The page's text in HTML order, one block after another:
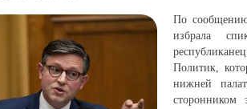
По
избрала
Политик,
нижней
сторонником